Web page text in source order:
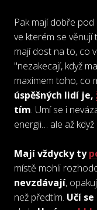
Pak mají dobře pod
ve kterém se věnují
mají dost na to, co
"nezakecají, když
maximem toho, co
úspěšných lidí je,
tím. Umí se i
energii… ale až
Mají vždycky ty
místě mohli
nevzdávají,
než předtím. Učí